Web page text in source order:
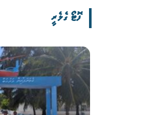
ފޮޓޯ ގެލެރީ